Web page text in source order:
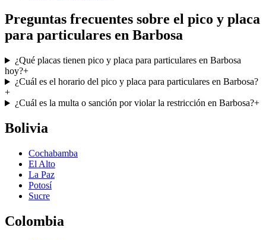
Preguntas frecuentes sobre el pico y placa
para particulares en Barbosa
¿Qué placas tienen pico y placa para particulares en Barbosa
hoy?+
¿Cuál es el horario del pico y placa para particulares en Barbosa?
+
¿Cuál es la multa o sanción por violar la restricción en Barbosa?+
Bolivia
Cochabamba
El Alto
La Paz
Potosí
Sucre
Colombia